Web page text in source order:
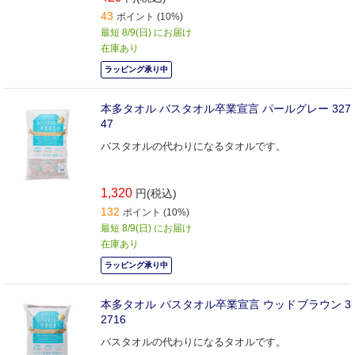
43 ポイント (10%)
最短 8/9(日) にお届け
在庫あり
ラッピング承り中
本多タオル バスタオル卒業宣言 パールグレー 327
47
バスタオルの代わりになるタオルです。
1,320 円(税込)
132 ポイント (10%)
最短 8/9(日) にお届け
在庫あり
ラッピング承り中
本多タオル バスタオル卒業宣言 ウッドブラウン 3
2716
バスタオルの代わりになるタオルです。